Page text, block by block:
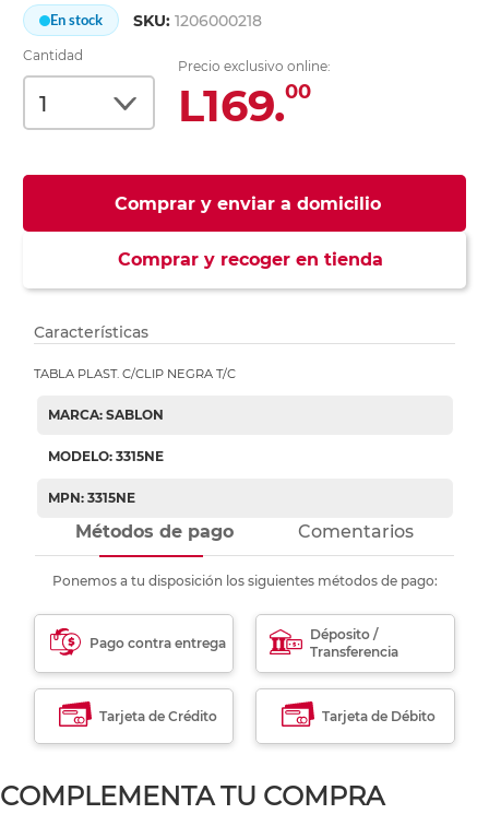
En stock SKU:1206000218
Cantidad
Precio exclusivo online:
L169.00
Comprar y enviar a domicilio
Comprar y recoger en tienda
Características
TABLA PLAST. C/CLIP NEGRA T/C
MARCA: SABLON
MODELO: 3315NE
MPN: 3315NE
Métodos de pago Comentarios
Ponemos a tu disposición los siguientes métodos de pago:
Pago contra entrega
Déposito /
Transferencia
Tarjeta de Crédito Tarjeta de Débito
COMPLEMENTA TU COMPRA